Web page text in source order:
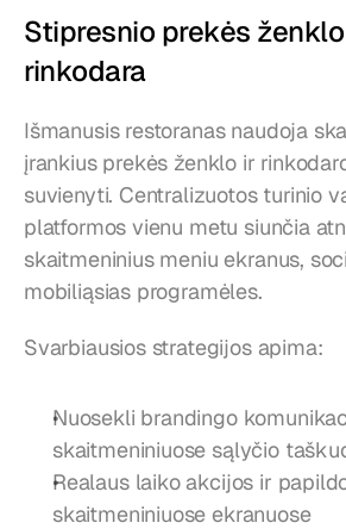
Stipresnio prekės
rinkodara
Išmanusis restoranas naudoja
įrankius prekės ženklo ir
suvienyti. Centralizuotos turinio
platformos vienu metu siunčia
skaitmeninius meniu ekranus,
mobiliąsias programėles.
Svarbiausios strategijos apima:
Nuosekli brandingo
skaitmeniniuose sąlyčio
Realaus laiko akcijos ir
skaitmeniniuose ekranuose